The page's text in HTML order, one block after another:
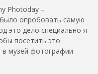
Photoday –
опробовать самую
это дело специально я
посетить это
в музей фотографии